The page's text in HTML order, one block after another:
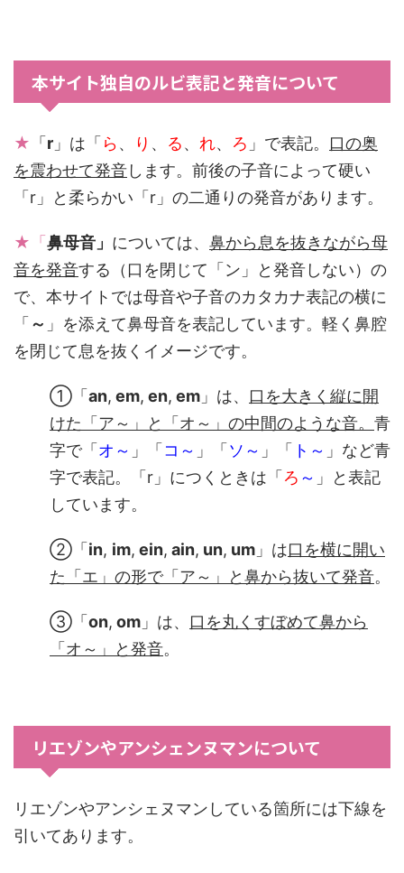
本サイト独自のルビ表記と発音について
★ 「r 」は「ら、 り 、 る、 れ、 ろ 」で表記。 口の奥
を震わせて発音します。前後の子音によって硬い
「r」と柔らかい「r」の二通りの発音があります。
★「鼻母音」 については、 鼻から息を抜きながら母
音を発音する（口を閉じて「ン」と発音しない）の
で、本サイトでは母音や子音のカタカナ表記の横に
「～ 」を添えて鼻母音を表記しています。軽く鼻腔
を閉じて息を抜くイメージです。
①「an, em, en, em 」は、 口を大きく縦に開
けた「ア～」と「オ～」の中間のような音。 青
字で「オ～ 」「コ～ 」「ソ～ 」「 ト～ 」など青
字で表記。「r」につくときは「ろ ～ 」と表記
しています。
②「in, im, ein, ain, un, um 」は口を横に開い
た「エ」の形で「ア～」と鼻から抜いて発音。
③「on, om 」は、 口を丸くすぼめて鼻から
「オ～ 」と発音。
リエゾンやアンシェンヌマンについて
リエゾンやアンシェヌマンしている箇所には下線を
引いてあります。